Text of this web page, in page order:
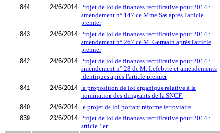
844
24/6/2014 Projet de loi de finances rectificative pour 2014 :
amendement n° 147 de Mme Sas après l'article
premier
843
24/6/2014 Projet de loi de finances rectificative pour 2014 :
amendement n° 267 de M. Germain après l'article
premier
842
24/6/2014 Projet de loi de finances rectificative pour 2014 :
amendement n° 28 de M. Lefebvre et amendements
identiques après l'article premier
841
24/6/2014 la proposition de loi organique relative à la
nomination des dirigeants de la SNCF.
840
24/6/2014 le projet de loi portant réforme ferroviaire
839
23/6/2014 Projet de loi de finances rectificative pour 2014 :
article 1er